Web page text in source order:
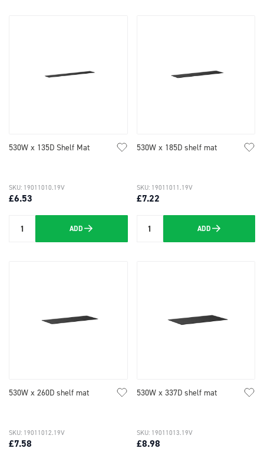
530W x 135D Shelf Mat
£6.53
SKU: 19011010.19V
Quantity ADD
530W x 185D shelf mat
£7.22
SKU: 19011011.19V
Quantity ADD
530W x 260D shelf mat
£7.58
SKU: 19011012.19V
530W x 337D shelf mat
£8.98
SKU: 19011013.19V